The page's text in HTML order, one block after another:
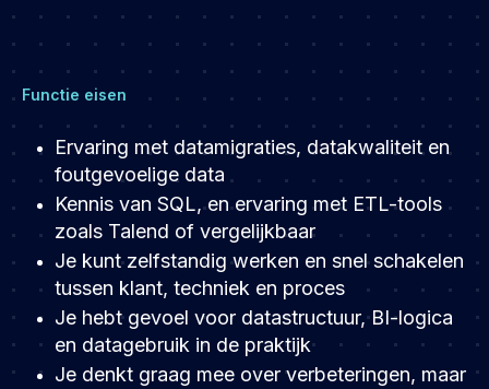
Functie eisen
Ervaring met datamigraties, datakwaliteit en
foutgevoelige data
Kennis van SQL, en ervaring met ETL-tools
zoals Talend of vergelijkbaar
Je kunt zelfstandig werken en snel schakelen
tussen klant, techniek en proces
Je hebt gevoel voor datastructuur, BI-logica
en datagebruik in de praktijk
Je denkt graag mee over verbeteringen, maar